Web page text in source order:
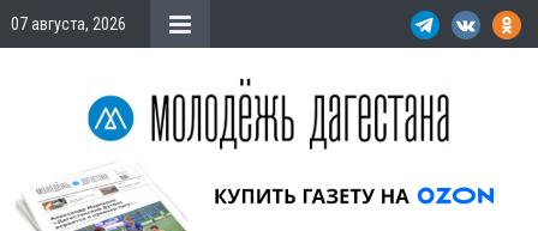
07 августа, 2026